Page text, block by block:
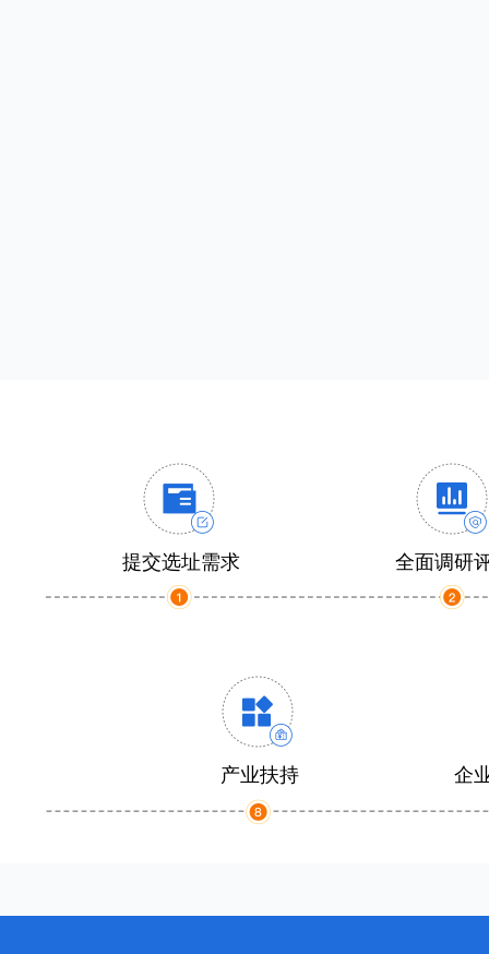
提交选址需求 全面调研
产业扶持 企